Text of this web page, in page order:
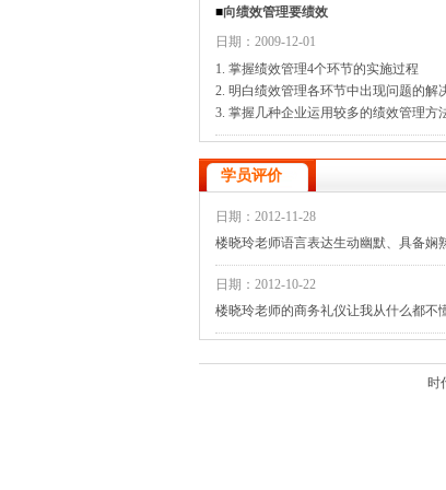
■向绩效管理要绩效
日期：2009-12-01
1. 掌握绩效管理4个环节的实施过程
2. 明白绩效管理各环节中出现问题的解
3. 掌握几种企业运用较多的绩效管理方
学员评价
日期：2012-11-28
楼晓玲老师语言表达生动幽默、具备娴
日期：2012-10-22
楼晓玲老师的商务礼仪让我从什么都不
时